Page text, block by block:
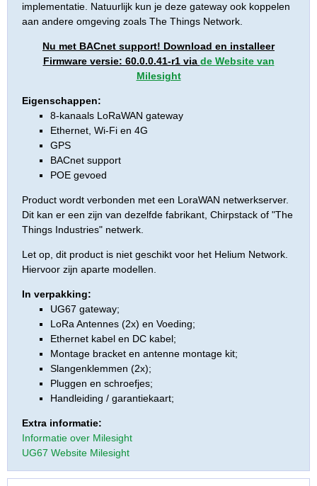
implementatie. Natuurlijk kun je deze gateway ook koppelen
aan andere omgeving zoals The Things Network.
Nu met BACnet support! Download en installeer
Firmware versie: 60.0.0.41-r1 via de Website van
Milesight
Eigenschappen:
8-kanaals LoRaWAN gateway
Ethernet, Wi-Fi en 4G
GPS
BACnet support
POE gevoed
Product wordt verbonden met een LoraWAN netwerkserver.
Dit kan er een zijn van dezelfde fabrikant, Chirpstack of "The
Things Industries" netwerk.
Let op, dit product is niet geschikt voor het Helium Network.
Hiervoor zijn aparte modellen.
In verpakking:
UG67 gateway;
LoRa Antennes (2x) en Voeding;
Ethernet kabel en DC kabel;
Montage bracket en antenne montage kit;
Slangenklemmen (2x);
Pluggen en schroefjes;
Handleiding / garantiekaart;
Extra informatie:
Informatie over Milesight
UG67 Website Milesight